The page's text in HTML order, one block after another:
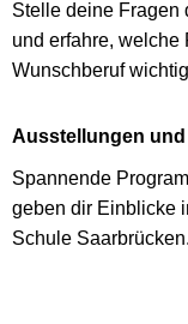
Stelle deine Fragen
und erfahre, welche
Wunschberuf
Ausstellungen
Spannende
geben dir Einblicke
Schule Saarbrücken.